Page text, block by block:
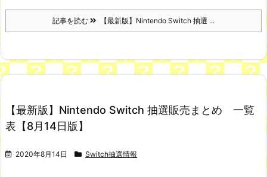
記事を読む 【最新版】Nintendo Switch 抽選 ...
【最新版】Nintendo Switch 抽選販売まとめ 一覧
表【8月14日版】
2020年8月14日 Switch抽選情報